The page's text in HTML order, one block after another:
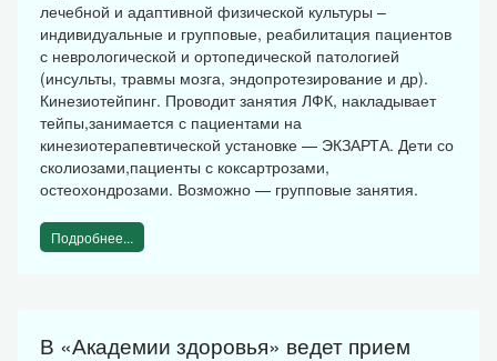
лечебной и адаптивной физической культуры –
индивидуальные и групповые, реабилитация пациентов
с неврологической и ортопедической патологией
(инсульты, травмы мозга, эндопротезирование и др).
Кинезиотейпинг. Проводит занятия ЛФК, накладывает
тейпы,занимается с пациентами на
кинезиотерапевтической установке — ЭКЗАРТА. Дети со
сколиозами,пациенты с коксартрозами,
остеохондрозами. Возможно — групповые занятия.
Подробнее...
В «Академии здоровья» ведет прием